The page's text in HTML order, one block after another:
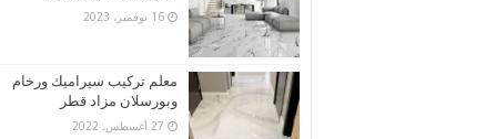
16 نوفمبر، 2023
معلم تركيب سيراميك ورخام
وبورسلان مزاد قطر
27 أغسطس، 2022